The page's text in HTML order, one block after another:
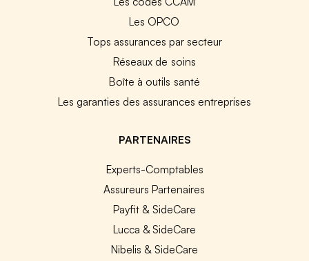
Les OPCO
Tops assurances par secteur
Réseaux de soins
Boîte à outils santé
Les garanties des assurances entreprises
PARTENAIRES
Experts-Comptables
Assureurs Partenaires
Payfit & SideCare
Lucca & SideCare
Nibelis & SideCare